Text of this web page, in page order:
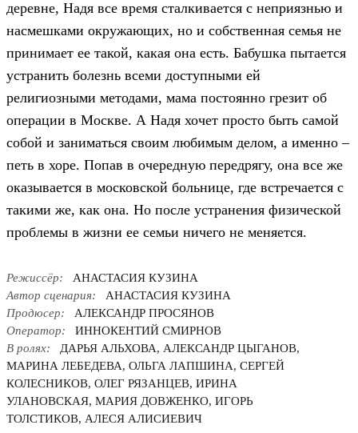
деревне, Надя все время сталкивается с неприязнью и
насмешками окружающих, но и собственная семья не
принимает ее такой, какая она есть. Бабушка пытается
устранить болезнь всеми доступными ей
религиозными методами, мама постоянно грезит об
операции в Москве. А Надя хочет просто быть самой
собой и заниматься своим любимым делом, а именно –
петь в хоре. Попав в очередную передрягу, она все же
оказывается в московской больнице, где встречается с
такими же, как она. Но после устранения физической
проблемы в жизни ее семьи ничего не меняется.
Режиссёр:
АНАСТАСИЯ КУЗИНА
Автор сценария:
АНАСТАСИЯ КУЗИНА
Продюсер:
АЛЕКСАНДР ПРОСЯНОВ
Оператор:
ИННОКЕНТИЙ СМИРНОВ
В ролях:
ДАРЬЯ АЛЬХОВА, АЛЕКСАНДР ЦЫГАНОВ,
МАРИНА ЛЕБЕДЕВА, ОЛЬГА ЛАПШИНА, СЕРГЕЙ
КОЛЕСНИКОВ, ОЛЕГ РЯЗАНЦЕВ, ИРИНА
УЛАНОВСКАЯ, МАРИЯ ДОВЖЕНКО, ИГОРЬ
ТОЛСТИКОВ, АЛЕСЯ АЛИСИЕВИЧ